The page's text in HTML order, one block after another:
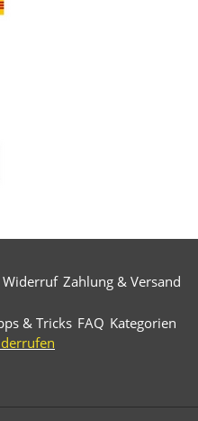
Widerruf Zahlung & Versand
& Tricks FAQ Kategorien